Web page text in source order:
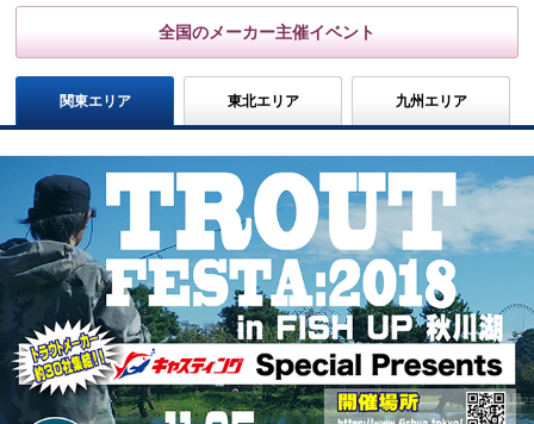
全国のメーカー主催イベント
関東エリア 東北エリア 九州エリア